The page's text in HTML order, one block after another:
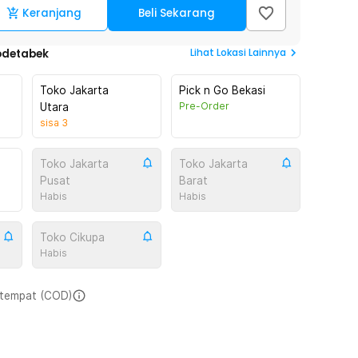
Keranjang Beli Sekarang
Lihat Lokasi Lainnya
Toko Jakarta
Utara
sisa 3
Pick n Go Bekasi
Pre-Order
Toko Jakarta
Pusat
Habis
Toko Jakarta
Barat
Habis
Toko Cikupa
Habis
(COD)